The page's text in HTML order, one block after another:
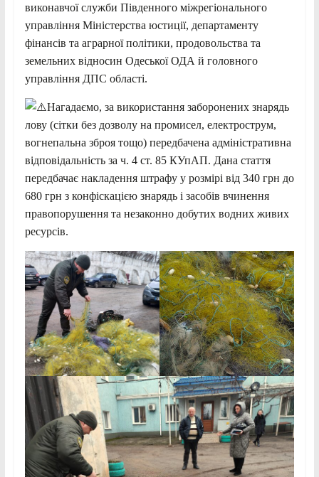
виконавчої служби Південного міжрегіонального
управління Міністерства юстиції, департаменту
фінансів та аграрної політики, продовольства та
земельних відносин Одеської ОДА й головного
управління ДПС області.
Нагадаємо, за використання заборонених знарядь
лову (сітки без дозволу на промисел, електрострум,
вогнепальна зброя тощо) передбачена адміністративна
відповідальність за ч. 4 ст. 85 КУпАП. Дана стаття
передбачає накладення штрафу у розмірі від 340 грн до
680 грн з конфіскацією знарядь і засобів вчинення
правопорушення та незаконно добутих водних живих
ресурсів.